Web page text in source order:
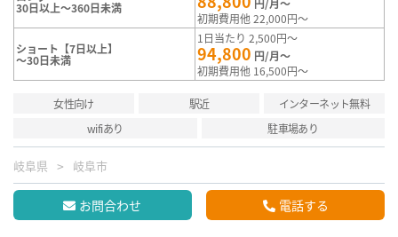
30日以上～360日未満
円/月～
初期費用他 22,000円～
ショート【7日以上】
～30日未満
1日当たり 2,500円～
94,800 円/月～
初期費用他 16,500円～
女性向け 駅近
インターネット無料
wifiあり
駐車場あり
岐阜県 岐阜市
お問合わせ 電話する